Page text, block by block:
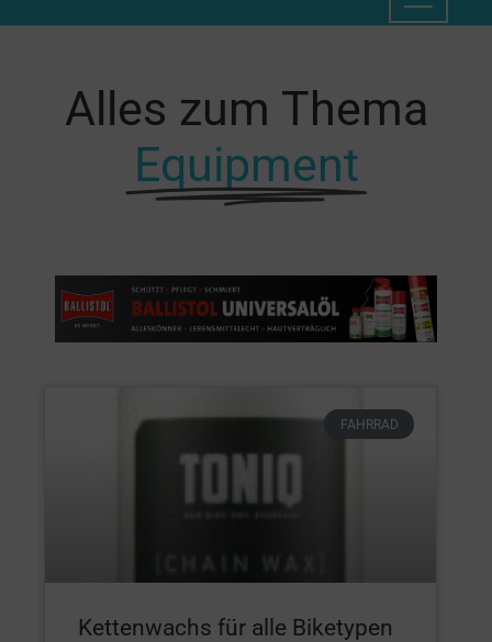
Alles zum Thema
Equipment
FAHRRAD
Kettenwachs für alle Biketypen